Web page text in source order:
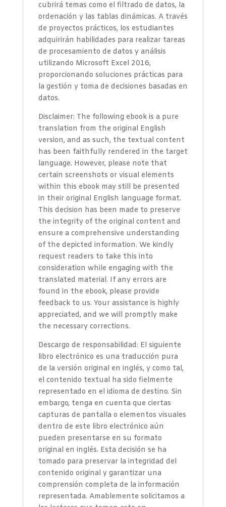
cubrirá temas como el filtrado de datos, la
ordenación y las tablas dinámicas. A través
de proyectos prácticos, los estudiantes
adquirirán habilidades para realizar tareas
de procesamiento de datos y análisis
utilizando Microsoft Excel 2016,
proporcionando soluciones prácticas para
la gestión y toma de decisiones basadas en
datos.
Disclaimer: The following ebook is a pure
translation from the original English
version, and as such, the textual content
has been faithfully rendered in the target
language. However, please note that
certain screenshots or visual elements
within this ebook may still be presented
in their original English language format.
This decision has been made to preserve
the integrity of the original content and
ensure a comprehensive understanding
of the depicted information. We kindly
request readers to take this into
consideration while engaging with the
translated material. If any errors are
found in the ebook, please provide
feedback to us. Your assistance is highly
appreciated, and we will promptly make
the necessary corrections.
Descargo de responsabilidad: El siguiente
libro electrónico es una traducción pura
de la versión original en inglés, y como tal,
el contenido textual ha sido fielmente
representado en el idioma de destino. Sin
embargo, tenga en cuenta que ciertas
capturas de pantalla o elementos visuales
dentro de este libro electrónico aún
pueden presentarse en su formato
original en inglés. Esta decisión se ha
tomado para preservar la integridad del
contenido original y garantizar una
comprensión completa de la información
representada. Amablemente solicitamos a